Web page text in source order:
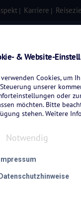
Karriere
& Website-
Cookies, um
unserer
oder
möchten. Bitte
stehen. Weitere
Notwendig
Impressum
Datenschutzhinweise